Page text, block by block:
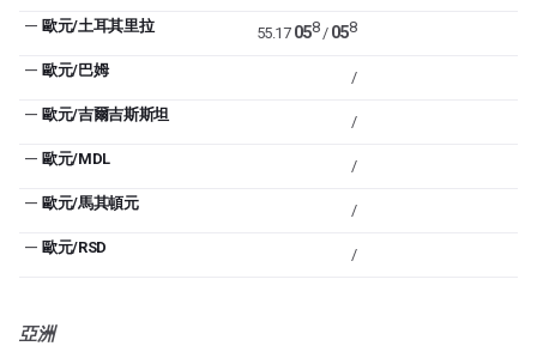
— 歐元/土耳其里拉 55.17 058/ 058
— 歐元/巴姆 /
— 歐元/吉爾吉斯斯坦 /
— 歐元/MDL /
— 歐元/馬其頓元 /
— 歐元/RSD /
亞洲